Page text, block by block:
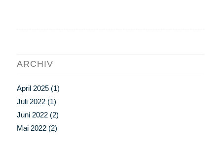
ARCHIV
April 2025(1)
Juli 2022(1)
Juni 2022(2)
Mai 2022(2)